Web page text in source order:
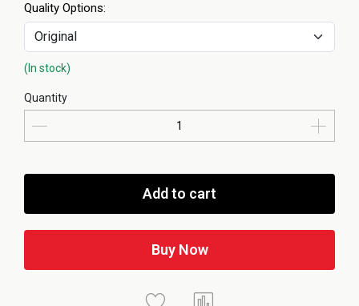
Quality Options:
(In stock)
Quantity
Add to cart
Buy Now